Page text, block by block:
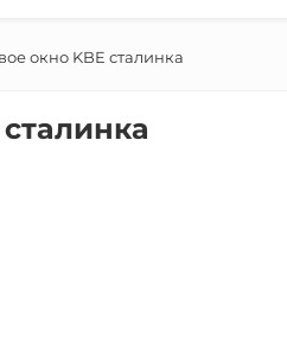
окно KBE сталинка